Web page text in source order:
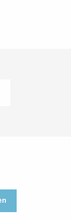
en-Bray